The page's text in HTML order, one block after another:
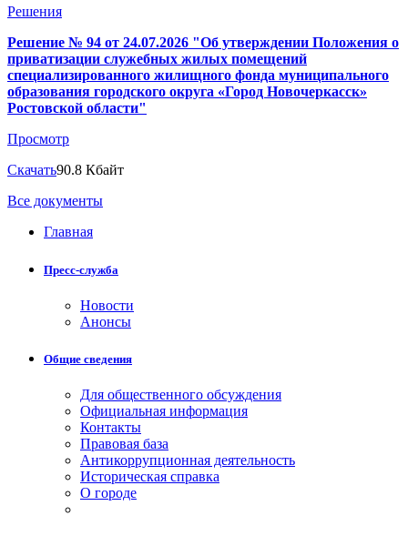
Решения
Решение № 94 от 24.07.2026 "Об утверждении Положения о
приватизации служебных жилых помещений
специализированного жилищного фонда муниципального
образования городского округа «Город Новочеркасск»
Ростовской области"
Просмотр
Скачать90.8 Кбайт
Все документы
Главная
Пресс-служба
Новости
Анонсы
Общие сведения
Для общественного обсуждения
Официальная информация
Контакты
Правовая база
Антикоррупционная деятельность
Историческая справка
О городе